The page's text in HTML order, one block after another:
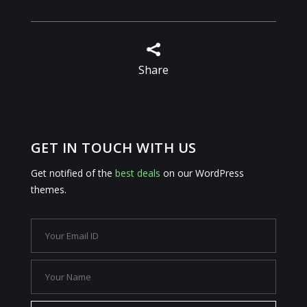

Share
GET IN TOUCH WITH US
Get notified of the best deals on our WordPress
themes.